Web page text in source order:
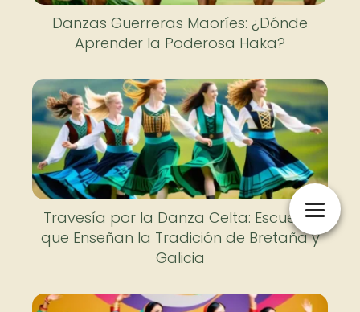
Danzas Guerreras Maoríes: ¿Dónde
Aprender la Poderosa Haka?
Travesía por la Danza Celta: Escuelas
que Enseñan la Tradición de Bretaña y
Galicia